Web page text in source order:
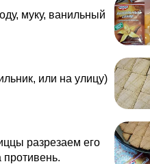
муку, ванильный
или на улицу)
разрезаем его